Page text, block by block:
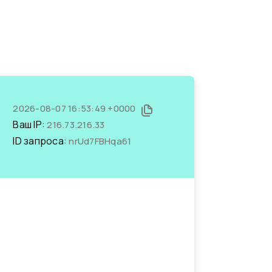
2026-08-07 16:53:49 +0000
Ваш IP:216.73.216.33
ID запроса:nrUd7FBHqa61